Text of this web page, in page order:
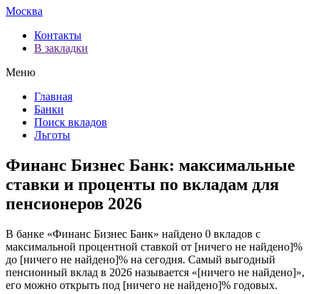
Москва
Контакты
В закладки
Меню
Главная
Банки
Поиск вкладов
Льготы
Финанс Бизнес Банк: максимальные
ставки и проценты по вкладам для
пенсионеров 2026
В банке «Финанс Бизнес Банк» найдено 0 вкладов с
максимальной процентной ставкой от [ничего не найдено]%
до [ничего не найдено]% на сегодня. Самый выгодный
пенсионный вклад в 2026 называется «[ничего не найдено]»,
его можно открыть под [ничего не найдено]% годовых.